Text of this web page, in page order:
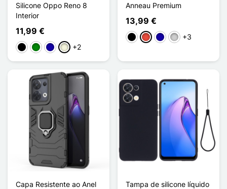
Silicone Oppo Reno 8
Interior
11,99 €
PretoVerdeAzul Escuro
Bege+2
Anneau Premium
13,99 €
PretoVermelhoAzul Escuro
Prata+3
Capa Resistente ao Anel
Tampa de silicone líquido